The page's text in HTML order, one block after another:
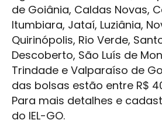
de Goiânia, Caldas Novas,
Itumbiara, Jataí, Luziânia,
Quirinópolis, Rio Verde,
Descoberto, São Luís de
Trindade e Valparaíso de
das bolsas estão entre R$
Para mais detalhes e
do IEL-GO.